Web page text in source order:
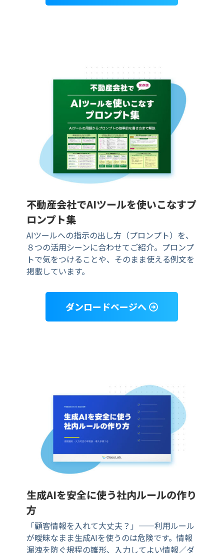
不動産会社でAIツールを使いこなすプ
ロンプト集
AIツールへの指示の出し方（プロンプト）を、
８つの活用シーンに合わせてご紹介。プロンプ
トで気をつけることや、そのまま使える例文を
掲載しています。
ダンロードページへ
生成AIを安全に使う社内ルールの作り
方
「顧客情報を入れて大丈夫？」——利用ルール
が曖昧なまま生成AIを使うのは危険です。情報
漏洩を防ぐ規程の雛形、入力してよい情報／ダ